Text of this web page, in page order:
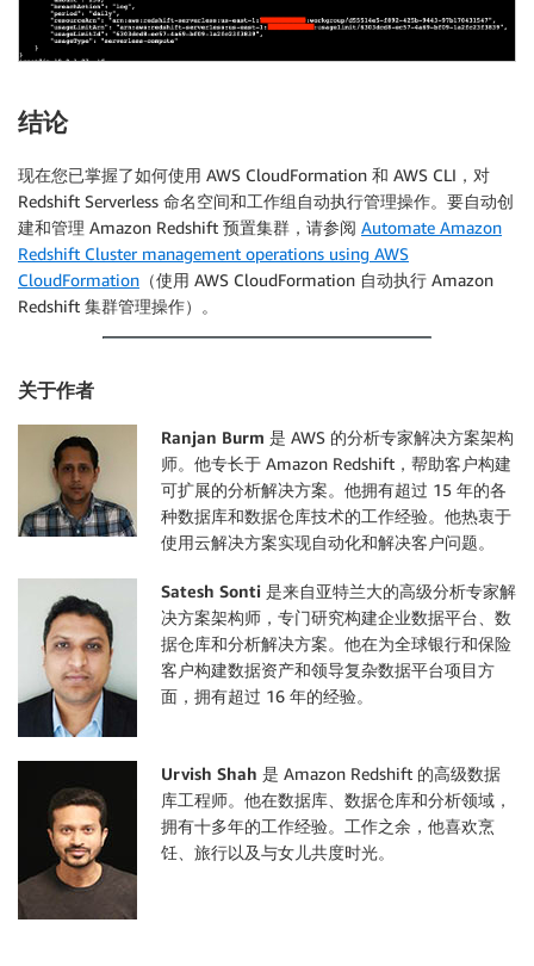
结论
现在您已掌握了如何使用 AWS CloudFormation 和 AWS CLI，对
Redshift Serverless 命名空间和工作组自动执行管理操作。要自动创
建和管理 Amazon Redshift 预置集群，请参阅 Automate Amazon
Redshift Cluster management operations using AWS
CloudFormation （使用 AWS CloudFormation 自动执行 Amazon
Redshift 集群管理操作）。
关于作者
Ranjan Burm 是 AWS 的分析专家解决方案架构
师。他专长于 Amazon Redshift，帮助客户构建
可扩展的分析解决方案。他拥有超过 15 年的各
种数据库和数据仓库技术的工作经验。他热衷于
使用云解决方案实现自动化和解决客户问题。
Satesh Sonti 是来自亚特兰大的高级分析专家解
决方案架构师，专门研究构建企业数据平台、数
据仓库和分析解决方案。他在为全球银行和保险
客户构建数据资产和领导复杂数据平台项目方
面，拥有超过 16 年的经验。
Urvish Shah 是 Amazon Redshift 的高级数据
库工程师。他在数据库、数据仓库和分析领域，
拥有十多年的工作经验。工作之余，他喜欢烹
饪、旅行以及与女儿共度时光。